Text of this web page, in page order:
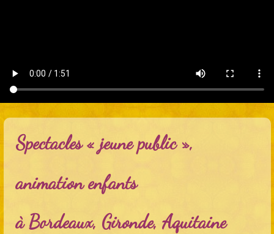
Spectacles « jeune public »,
animation enfants
à Bordeaux, Gironde, Aquitaine